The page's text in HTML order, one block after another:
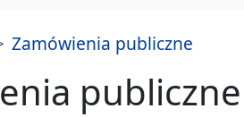
Zamówienia publiczne
publiczne